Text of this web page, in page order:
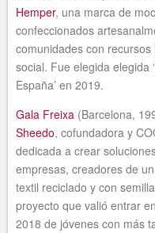
Hemper, una marca de
confeccionados
comunidades con
social. Fue elegida elegida
España’ en 2019.
Gala Freixa (Barcelona,
Sheedo, cofundadora y
dedicada a crear
empresas, creadores de
textil reciclado y con
proyecto que valió entrar
2018 de jóvenes con más